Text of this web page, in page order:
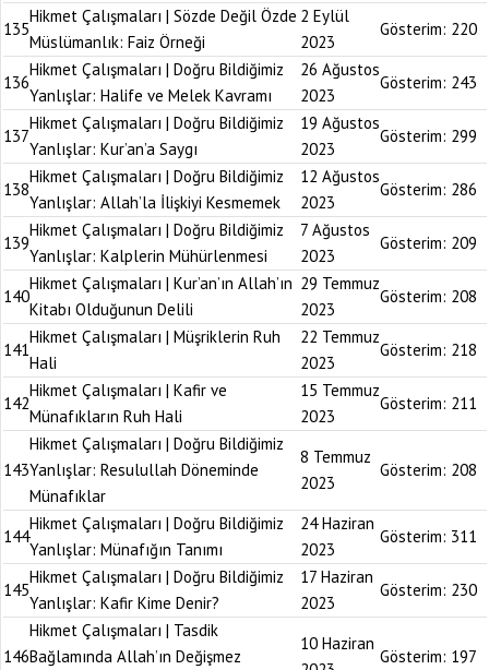
135
Hikmet Çalışmaları | Sözde Değil Özde
Müslümanlık: Faiz Örneği
2 Eylül
2023
Gösterim: 220
136
Hikmet Çalışmaları | Doğru Bildiğimiz
Yanlışlar: Halife ve Melek Kavramı
26 Ağustos
2023
Gösterim: 243
137
Hikmet Çalışmaları | Doğru Bildiğimiz
Yanlışlar: Kur’an’a Saygı
19 Ağustos
2023
Gösterim: 299
138
Hikmet Çalışmaları | Doğru Bildiğimiz
Yanlışlar: Allah’la İlişkiyi Kesmemek
12 Ağustos
2023
Gösterim: 286
139
Hikmet Çalışmaları | Doğru Bildiğimiz
Yanlışlar: Kalplerin Mühürlenmesi
7 Ağustos
2023
Gösterim: 209
140
Hikmet Çalışmaları | Kur’an’ın Allah’ın
Kitabı Olduğunun Delili
29 Temmuz
2023
Gösterim: 208
141
Hikmet Çalışmaları | Müşriklerin Ruh
Hali
22 Temmuz
2023
Gösterim: 218
142
Hikmet Çalışmaları | Kafir ve
Münafıkların Ruh Hali
15 Temmuz
2023
Gösterim: 211
143
Hikmet Çalışmaları | Doğru Bildiğimiz
Yanlışlar: Resulullah Döneminde
Münafıklar
8 Temmuz
2023
Gösterim: 208
144
Hikmet Çalışmaları | Doğru Bildiğimiz
Yanlışlar: Münafığın Tanımı
24 Haziran
2023
Gösterim: 311
145
Hikmet Çalışmaları | Doğru Bildiğimiz
Yanlışlar: Kafir Kime Denir?
17 Haziran
2023
Gösterim: 230
146
Hikmet Çalışmaları | Tasdik
Bağlamında Allah’ın Değişmez
10 Haziran
Gösterim: 197